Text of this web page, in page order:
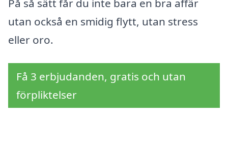
På så sätt får du inte bara en bra affär
utan också en smidig flytt, utan stress
eller oro.
Få 3 erbjudanden, gratis och utan
förpliktelser